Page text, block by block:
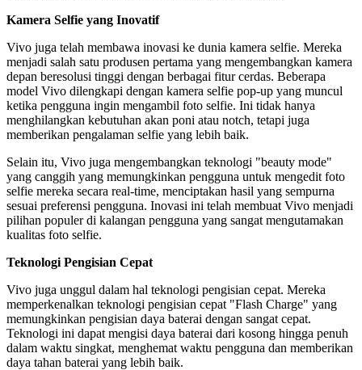
Kamera Selfie yang Inovatif
Vivo juga telah membawa inovasi ke dunia kamera selfie. Mereka
menjadi salah satu produsen pertama yang mengembangkan kamera
depan beresolusi tinggi dengan berbagai fitur cerdas. Beberapa
model Vivo dilengkapi dengan kamera selfie pop-up yang muncul
ketika pengguna ingin mengambil foto selfie. Ini tidak hanya
menghilangkan kebutuhan akan poni atau notch, tetapi juga
memberikan pengalaman selfie yang lebih baik.
Selain itu, Vivo juga mengembangkan teknologi "beauty mode"
yang canggih yang memungkinkan pengguna untuk mengedit foto
selfie mereka secara real-time, menciptakan hasil yang sempurna
sesuai preferensi pengguna. Inovasi ini telah membuat Vivo menjadi
pilihan populer di kalangan pengguna yang sangat mengutamakan
kualitas foto selfie.
Teknologi Pengisian Cepat
Vivo juga unggul dalam hal teknologi pengisian cepat. Mereka
memperkenalkan teknologi pengisian cepat "Flash Charge" yang
memungkinkan pengisian daya baterai dengan sangat cepat.
Teknologi ini dapat mengisi daya baterai dari kosong hingga penuh
dalam waktu singkat, menghemat waktu pengguna dan memberikan
daya tahan baterai yang lebih baik.